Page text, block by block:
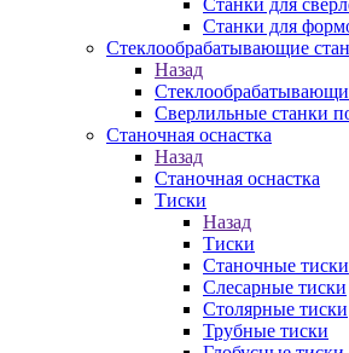
Станки для
Станки для
Стеклообрабатывающие
Назад
Сверлильные станки
Станочная оснастка
Назад
Станочная оснастка
Тиски
Назад
Тиски
Станочные тиски
Слесарные тиски
Столярные тиски
Трубные тиски